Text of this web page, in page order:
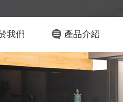
我們 產品介紹